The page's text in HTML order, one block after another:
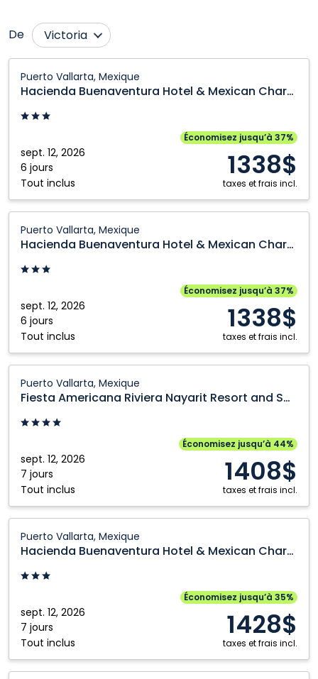
De
Victoria
Calgary
Cranbrook
Fort Saint John
Grande Prairie
Kamloops
Kelowna
Montréal
Nanaimo
Ottawa
Québec City
Regina
Saskatoon
Toronto
Winnipeg
Puerto Vallarta, Mexique
Hacienda Buenaventura Hotel & Mexican Charm
sept. 12, 2026
6 jours
Tout inclus
Économisez jusqu’à 37%
1338$
taxes et frais incl.
Buenaventura
Hotel
Charm:
Puerto
Vallarta,
Mexique
Puerto Vallarta, Mexique
Hacienda Buenaventura Hotel & Mexican Charm
sept. 12, 2026
6 jours
Tout inclus
Économisez jusqu’à 37%
1338$
taxes et frais incl.
Buenaventura
Hotel
Charm:
Puerto
Vallarta,
Mexique
Puerto Vallarta, Mexique
Fiesta Americana Riviera Nayarit Resort and Spa
sept. 12, 2026
7 jours
Tout inclus
Économisez jusqu’à 44%
1408$
taxes et frais incl.
Americana
Riviera
Nayarit
and
Spa:
Puerto
Vallarta,
Puerto Vallarta, Mexique
Hacienda Buenaventura Hotel & Mexican Charm
sept. 12, 2026
7 jours
Tout inclus
Économisez jusqu’à 35%
1428$
taxes et frais incl.
Buenaventura
Hotel
Charm:
Puerto
Vallarta,
Mexique